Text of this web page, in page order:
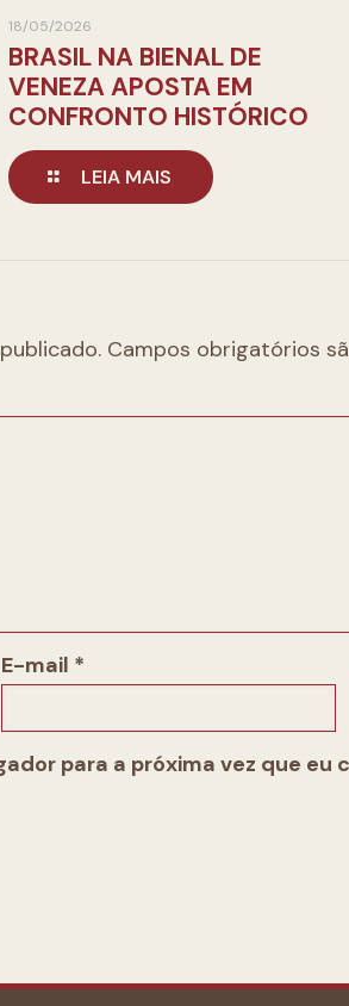
18/05/2026
BRASIL NA BIENAL DE
VENEZA APOSTA EM
CONFRONTO HISTÓRICO
LEIA MAIS
Campos obrigatórios
E-mail *
para a próxima vez que eu